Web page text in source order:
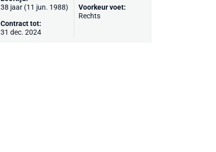
38 jaar (11 jun. 1988)
Contract tot:
31 dec. 2024
Voorkeur voet:
Rechts